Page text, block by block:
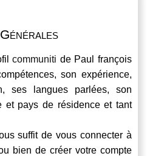
communiti de Paul françois
son expérience,
ses langues parlées, son
et pays de résidence et tant
suffit de vous connecter à
bien de créer votre compte